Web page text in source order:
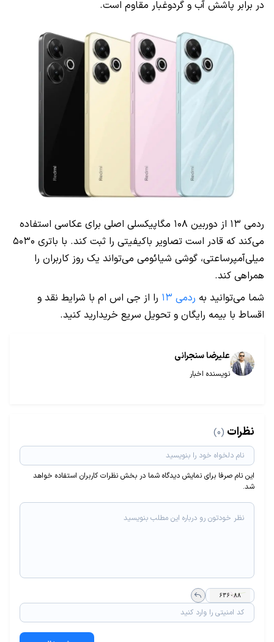
در برابر پاشش آب و گردوغبار مقاوم است.
ردمی ۱۳ از دوربین ۱۰۸ مگاپیکسلی اصلی برای عکاسی استفاده
می‌کند که قادر است تصاویر باکیفیتی را ثبت کند. با باتری ۵۰۳۰
میلی‌آمپرساعتی، گوشی شیائومی می‌تواند یک روز کاربران را
همراهی کند.
شما می‌توانید به ردمی ۱۳
را از جی اس ام با شرایط نقد و
اقساط با بیمه رایگان و تحویل سریع خریدارید کنید.
علیرضا سنجرانی
نویسنده اخبار
نظرات (0)
این نام صرفا برای نمایش دیدگاه شما در بخش نظرات کاربران استفاده خواهد
شد.